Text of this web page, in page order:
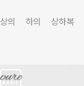
상의 하의 상하복